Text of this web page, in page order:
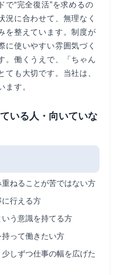
で“完全復活”を求めるの
況に合わせて、無理なく
を整えています。制度が
に使いやすい雰囲気づく
。働くうえで、「ちゃん
ても大切です。当社は、
ます。
いる人・向いていな
ねることが苦ではない方
に行える方
いう意識を持てる方
って働きたい方
しずつ仕事の幅を広げた